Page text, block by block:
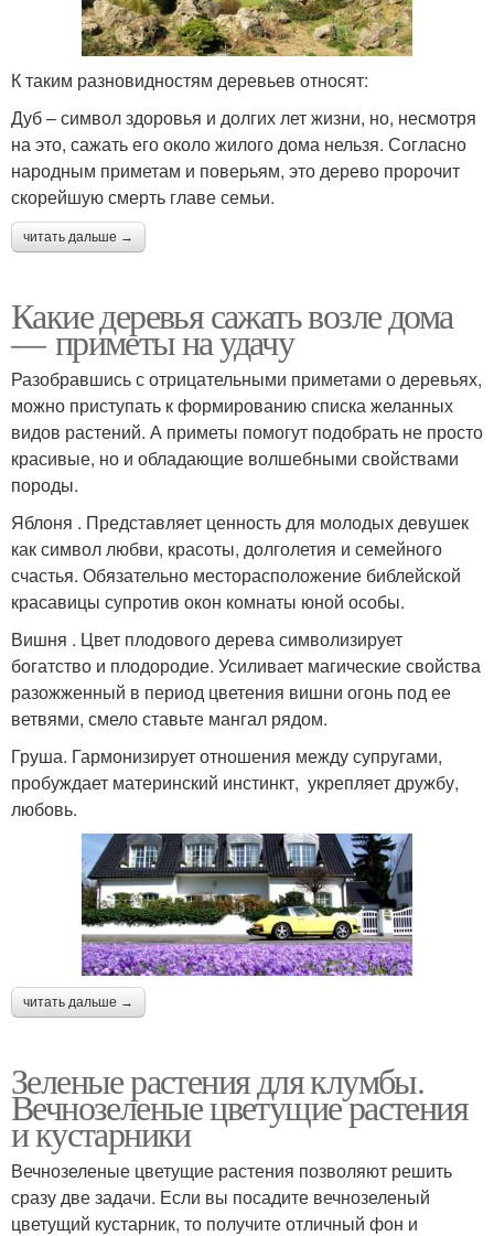
К таким разновидностям деревьев относят:
Дуб – символ здоровья и долгих лет жизни, но, несмотря
на это, сажать его около жилого дома нельзя. Согласно
народным приметам и поверьям, это дерево пророчит
скорейшую смерть главе семьи.
читать дальше →
Какие деревья сажать возле дома
— приметы на удачу
Разобравшись с отрицательными приметами о деревьях,
можно приступать к формированию списка желанных
видов растений. А приметы помогут подобрать не просто
красивые, но и обладающие волшебными свойствами
породы.
Яблоня . Представляет ценность для молодых девушек
как символ любви, красоты, долголетия и семейного
счастья. Обязательно месторасположение библейской
красавицы супротив окон комнаты юной особы.
Вишня . Цвет плодового дерева символизирует
богатство и плодородие. Усиливает магические свойства
разожженный в период цветения вишни огонь под ее
ветвями, смело ставьте мангал рядом.
Груша. Гармонизирует отношения между супругами,
пробуждает материнский инстинкт, укрепляет дружбу,
любовь.
читать дальше →
Зеленые растения для клумбы.
Вечнозеленые цветущие растения
и кустарники
Вечнозеленые цветущие растения позволяют решить
сразу две задачи. Если вы посадите вечнозеленый
цветущий кустарник, то получите отличный фон и